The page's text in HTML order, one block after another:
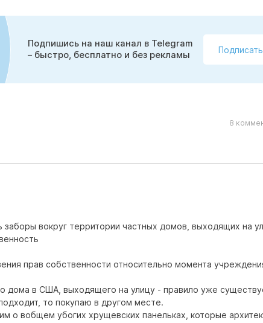
Подпишись на наш канал в Telegram
– быстро, бесплатно и без рекламы
8
вокруг территории частных домов, выходящих на
прав собственности относительно момента
дома в США, выходящего на улицу - правило уже
то покупаю в другом месте.
о вобщем убогих хрущевских панельках, которые